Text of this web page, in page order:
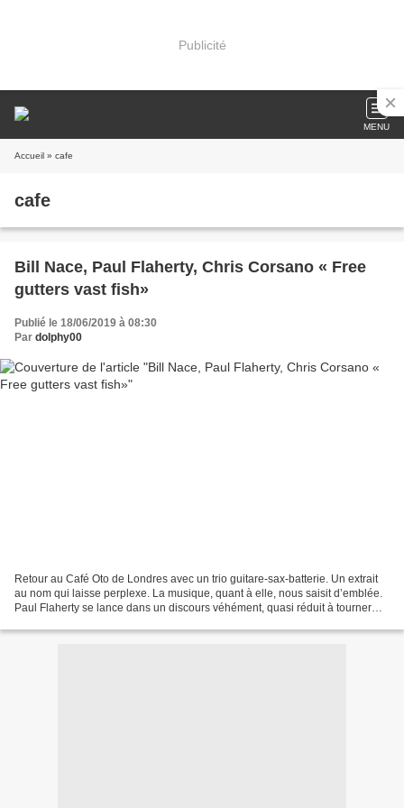
Publicité
MENU
Accueil » cafe
cafe
Bill Nace, Paul Flaherty, Chris Corsano « Free
gutters vast fish»
Publié le 18/06/2019 à 08:30
Par dolphy00
Retour au Café Oto de Londres avec un trio guitare-sax-batterie. Un extrait
au nom qui laisse perplexe. La musique, quant à elle, nous saisit d’emblée.
Paul Flaherty se lance dans un discours véhément, quasi réduit à tourner